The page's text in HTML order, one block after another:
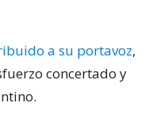
a su portavoz,
concertado y